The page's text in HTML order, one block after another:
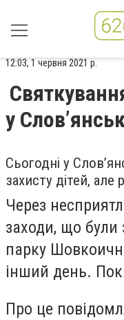
12:03, 1 червня 2021 р.
у
Сьогодні у
захисту дітей, але
Через
заходи, що були
парку
інший день.
Про це